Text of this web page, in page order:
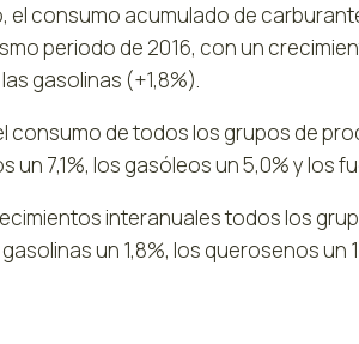
el consumo acumulado de
periodo de 2016, con un
gasolinas (+1,8%).
consumo de todos los grupos de
un 7,1%, los gasóleos un 5,0% y los
interanuales todos los
un 1,8%, los querosenos un